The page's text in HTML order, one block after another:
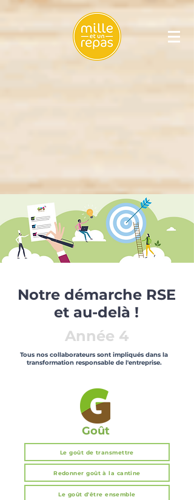
Notre démarche RSE
et au-delà !
Année 4
Tous nos collaborateurs sont impliqués dans la
transformation responsable de l'entreprise.
Goût
Le goût de transmettre
Redonner goût à la cantine
Le goût d'être ensemble